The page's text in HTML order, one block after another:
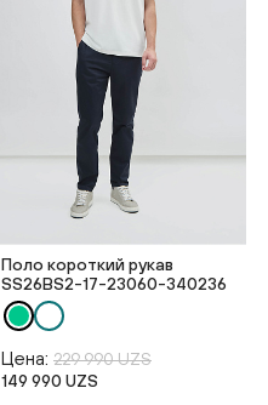
Поло короткий рукав
SS26BS2-17-23060-340236
Цена: 229 990 UZS
149 990 UZS